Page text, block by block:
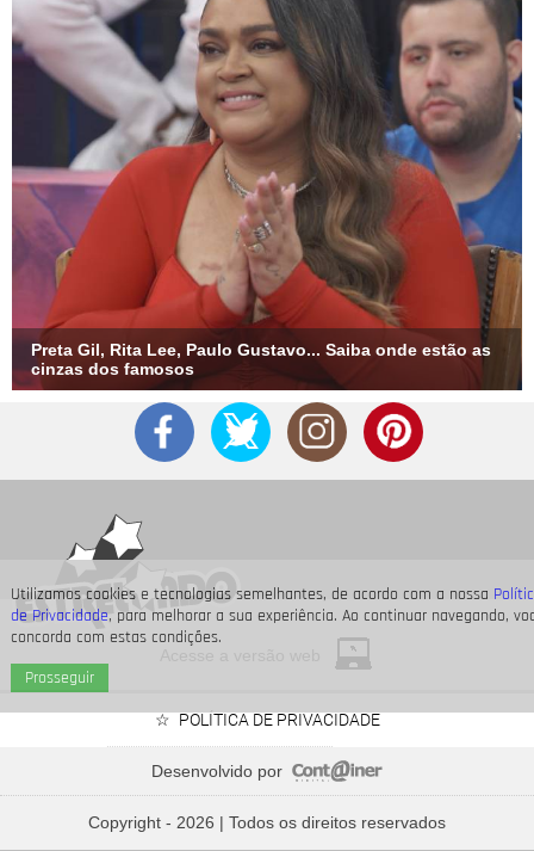
Utilizamos cookies e tecnologias semelhantes, de acordo com a nossa
de Privacidade, para melhorar a sua experiência. Ao continuar navegando,
concorda com estas condições.
Prosseguir
Preta Gil, Rita Lee, Paulo Gustavo... Saiba onde estão as
cinzas dos famosos
Relembre os amores - e affairs - de Shawn Mendes
POLÍTICA DE PRIVACIDADE
Desenvolvido por
Copyright - 2026 | Todos os direitos reservados